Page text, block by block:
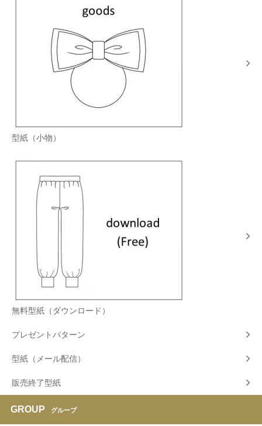
型紙（小物）
無料型紙（ダウンロード）
プレゼントパターン
型紙（メール配信）
販売終了型紙
GROUP グループ